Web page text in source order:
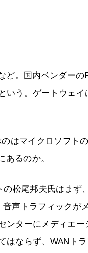
。国内ベンダーの
いう。ゲートウェ
はマイクロソフト
るのか。
松尾邦夫氏はまず
声トラフィックが
ンターにメディエー
ならず、WANト